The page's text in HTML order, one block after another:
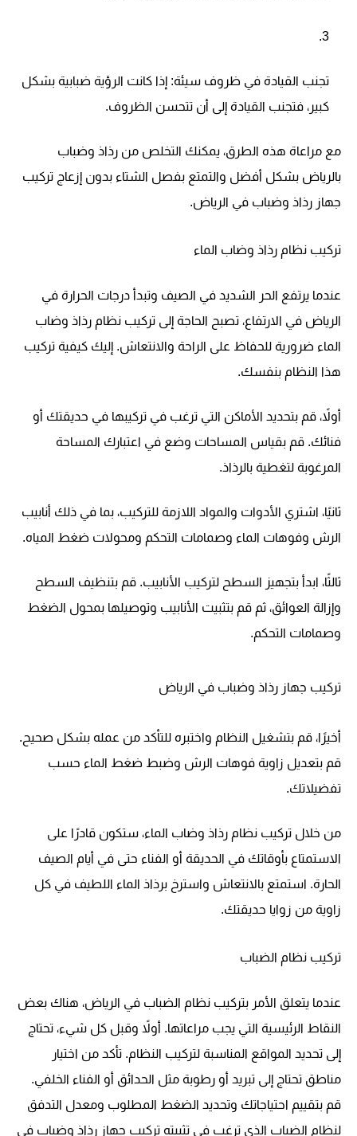
تجنب القيادة في ظروف سيئة: إذا كانت الرؤية ضبابية بشكل
كبير، فتجنب القيادة إلى أن تتحسن الظروف.
مع مراعاة هذه الطرق، يمكنك التخلص من رذاذ وضباب
بالرياض بشكل أفضل والتمتع بفصل الشتاء بدون إزعاج تركيب
جهاز رذاذ وضباب في الرياض.
تركيب نظام رذاذ وضاب الماء
عندما يرتفع الحر الشديد في الصيف وتبدأ درجات الحرارة في
الرياض في الارتفاع، تصبح الحاجة إلى تركيب نظام رذاذ وضاب
الماء ضرورية للحفاظ على الراحة والانتعاش. إليك كيفية تركيب
هذا النظام بنفسك.
أولاً، قم بتحديد الأماكن التي ترغب في تركيبها في حديقتك أو
فنائك. قم بقياس المساحات وضع في اعتبارك المساحة
المرغوبة لتغطية بالرذاذ.
ثانيًا، اشتري الأدوات والمواد اللازمة للتركيب، بما في ذلك أنابيب
الرش وفوهات الماء وصمامات التحكم ومحولات ضغط المياه.
ثالثًا، ابدأ بتجهيز السطح لتركيب الأنابيب. قم بتنظيف السطح
وإزالة العوائق، ثم قم بتثبيت الأنابيب وتوصيلها بمحول الضغط
وصمامات التحكم.
تركيب جهاز رذاذ وضباب في الرياض
أخيرًا، قم بتشغيل النظام واختبره للتأكد من عمله بشكل صحيح.
قم بتعديل زاوية فوهات الرش وضبط ضغط الماء حسب
تفضيلاتك.
من خلال تركيب نظام رذاذ وضاب الماء، ستكون قادرًا على
الاستمتاع بأوقاتك في الحديقة أو الفناء حتى في أيام الصيف
الحارة. استمتع بالانتعاش واسترخ برذاذ الماء اللطيف في كل
زاوية من زوايا حديقتك.
تركيب نظام الضباب
عندما يتعلق الأمر بتركيب نظام الضباب في الرياض، هناك بعض
النقاط الرئيسية التي يجب مراعاتها. أولاً وقبل كل شيء، تحتاج
إلى تحديد المواقع المناسبة لتركيب النظام. تأكد من اختيار
مناطق تحتاج إلى تبريد أو رطوبة مثل الحدائق أو الفناء الخلفي.
قم بتقييم احتياجاتك وتحديد الضغط المطلوب ومعدل التدفق
لنظام الضباب الذي ترغب في تثبيته تركيب جهاز رذاذ وضباب في